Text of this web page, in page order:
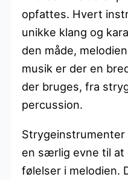
opfattes. Hvert
unikke klang og
den måde,
musik er der en
der bruges, fra
percussion.
Strygeinstrumenter
en særlig evne til at
følelser i melodien.